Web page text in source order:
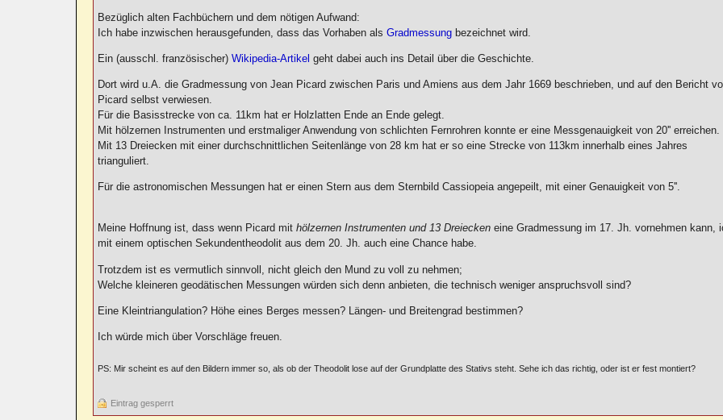
Bezüglich alten Fachbüchern und dem nötigen Aufwand:
Ich habe inzwischen herausgefunden, dass das Vorhaben alsGradmessung bezeichnet wird.
Ein (ausschl. französischer)Wikipedia-Artikel geht dabei auch ins Detail über die Geschichte.
Dort wird u.A. die Gradmessung von Jean Picard zwischen Paris und Amiens aus dem Jahr 1669 beschrieben, und auf den Bericht
Picard selbst verwiesen.
Für die Basisstrecke von ca. 11km hat er Holzlatten Ende an Ende gelegt.
Mit hölzernen Instrumenten und erstmaliger Anwendung von schlichten Fernrohren konnte er eine Messgenauigkeit von 20'' erreichen.
Mit 13 Dreiecken mit einer durchschnittlichen Seitenlänge von 28 km hat er so eine Strecke von 113km innerhalb eines Jahres
trianguliert.
Für die astronomischen Messungen hat er einen Stern aus dem Sternbild Cassiopeia angepeilt, mit einer Genauigkeit von 5''.
Meine Hoffnung ist, dass wenn Picard mithölzernen Instrumenten und 13 Dreiecken eine Gradmessung im 17. Jh. vornehmen kann,
mit einem optischen Sekundentheodolit aus dem 20. Jh. auch eine Chance habe.
Trotzdem ist es vermutlich sinnvoll, nicht gleich den Mund zu voll zu nehmen;
Welche kleineren geodätischen Messungen würden sich denn anbieten, die technisch weniger anspruchsvoll sind?
Eine Kleintriangulation? Höhe eines Berges messen? Längen- und Breitengrad bestimmen?
Ich würde mich über Vorschläge freuen.
PS: Mir scheint es auf den Bildern immer so, als ob der Theodolit lose auf der Grundplatte des Stativs steht. Sehe ich das richtig, oder ist er fest montiert?
Eintrag gesperrt